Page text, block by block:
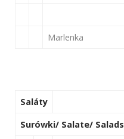
Marlenka
Saláty
Surówki/ Salate/ Salads